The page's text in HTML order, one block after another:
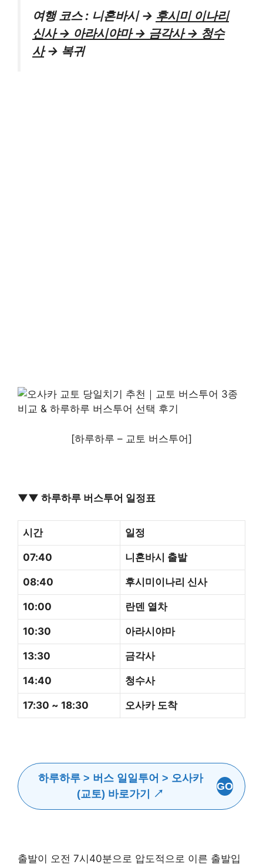
여행 코스 : 니혼바시 → 후시미 이나리
신사 → 아라시야마 → 금각사 → 청수
사→ 복귀
[하루하루 – 교토 버스투어]
▼▼ 하루하루 버스투어 일정표
시간 일정
07:40 니혼바시 출발
08:40 후시미이나리 신사
10:00 란덴 열차
10:30 아라시야마
13:30 금각사
14:40 청수사
17:30 ~ 18:30 오사카 도착
하루하루 > 버스 일일투어 > 오사카
(교토) 바로가기 ↗
GO
출발이 오전 7시40분으로 압도적으로 이른 출발입